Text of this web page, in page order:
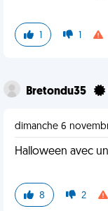
1 1
Bretondu35
dimanche 6
Halloween avec
8 2